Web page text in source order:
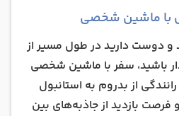
با ماشین شخصی
و دوست دارید در طول مسیر از
باشید، سفر با ماشین شخصی
از بدروم به استانبول
فرصت بازدید از جاذبه‌های بین